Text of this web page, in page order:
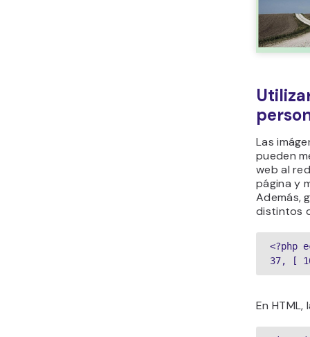
Las
pueden
web al
página y
Además,
distintos
<?php
37, [
En